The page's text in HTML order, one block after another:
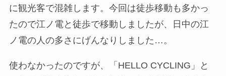
に観光客で混雑します。今回は徒歩移動も多かっ
たので江ノ電と徒歩で移動しましたが、日中の江
ノ電の人の多さにげんなりしました…。
使わなかったのですが、「HELLO CYCLING」と